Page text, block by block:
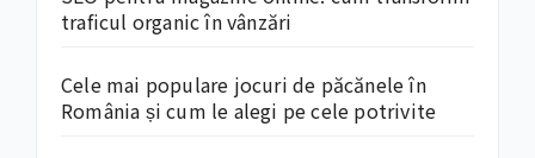
traficul organic în vânzări
Cele mai populare jocuri de păcănele în
România și cum le alegi pe cele potrivite